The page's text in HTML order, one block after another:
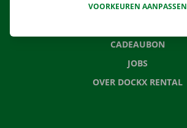
VEELGESTELDE VRAGEN
CADEAUBON
JOBS
OVER DOCKX RENTAL
VOORKEUREN AANPASSEN